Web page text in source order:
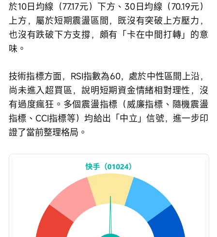
於10日均線（77.17元）下方、30日均線（70.19元）
上方，屬於短期震盪區間，既沒有突破上方壓力，
也沒有跌破下方支撐，頗有「卡在中間打轉」的意
味。
技術指標方面，RSI指數為60，處於中性區間上沿，
尚未進入超買區，說明短期資金情緒相對理性，沒
有過度瘋狂。多個震盪指標（威廉指標、隨機震盪
指標、CCI指標等）均給出「中立」信號，進一步印
證了當前整理格局。